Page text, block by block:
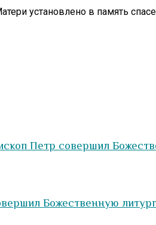
установлено в память
Петр совершил
Божественную